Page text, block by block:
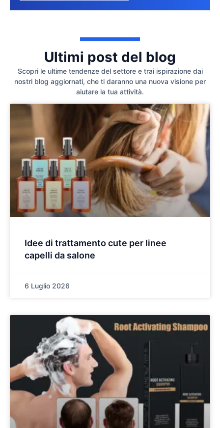
Ultimi post del blog
Scopri le ultime tendenze del settore e trai ispirazione dai
nostri blog aggiornati, che ti daranno una nuova visione per
aiutare la tua attività.
Idee di trattamento cute per linee
capelli da salone
6 Luglio 2026